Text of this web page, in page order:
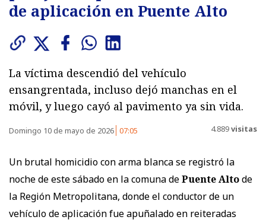
de aplicación en Puente Alto
La víctima descendió del vehículo
ensangrentada, incluso dejó manchas en el
móvil, y luego cayó al pavimento ya sin vida.
Domingo 10 de mayo de 2026 07:05 4.889visitas
Un brutal homicidio con arma blanca se registró la
noche de este sábado en la comuna dePuente Altode
la Región Metropolitana, donde el conductor de un
vehículo de aplicación fue apuñalado en reiteradas